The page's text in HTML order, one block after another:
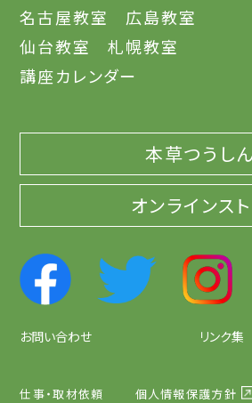
名古屋教室
広島教室
仙台教室
札幌教室
講座カレンダー
本草つうしん
オンラインス
お問い合わせ リンク集
仕事・取材依頼 個人情報保護方針